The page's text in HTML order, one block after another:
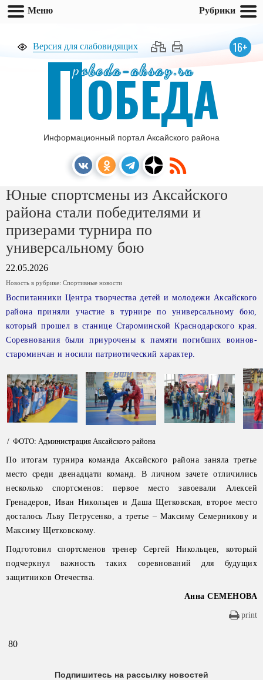
Версия для слабовидящих 16+
pobeda-aksay.ru
ПОБЕДА
Информационный портал Аксайского района
Юные спортсмены из Аксайского
района стали победителями и
призерами турнира по
универсальному бою
22.05.2026
Новость в рубрике: Спортивные новости
Воспитанники Центра творчества детей и молодежи Аксайского
района приняли участие в турнире по универсальному бою,
который прошел в станице Староминской Краснодарского края.
Соревнования были приурочены к памяти погибших воинов-
староминчан и носили патриотический характер.
/ ФОТО: Администрация Аксайского района
По итогам турнира команда Аксайского района заняла третье
место среди двенадцати команд. В личном зачете отличились
несколько спортсменов: первое место завоевали Алексей
Гренадеров, Иван Никольцев и Даша Щетковская, второе место
досталось Льву Петрусенко, а третье – Максиму Семерникову и
Максиму Щетковскому.
Подготовил спортсменов тренер Сергей Никольцев, который
подчеркнул важность таких соревнований для будущих
защитников Отечества.
Анна СЕМЕНОВА
print
80
Подпишитесь на рассылку новостей
Меню Рубрики